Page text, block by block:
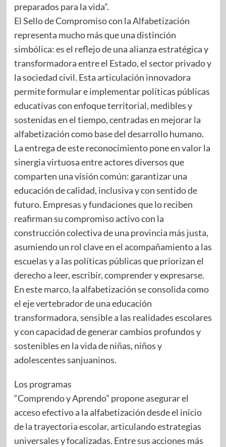
preparados para la vida”.
El Sello de Compromiso con la Alfabetización
representa mucho más que una distinción
simbólica: es el reflejo de una alianza estratégica y
transformadora entre el Estado, el sector privado y
la sociedad civil. Esta articulación innovadora
permite formular e implementar políticas públicas
educativas con enfoque territorial, medibles y
sostenidas en el tiempo, centradas en mejorar la
alfabetización como base del desarrollo humano.
La entrega de este reconocimiento pone en valor la
sinergia virtuosa entre actores diversos que
comparten una visión común: garantizar una
educación de calidad, inclusiva y con sentido de
futuro. Empresas y fundaciones que lo reciben
reafirman su compromiso activo con la
construcción colectiva de una provincia más justa,
asumiendo un rol clave en el acompañamiento a las
escuelas y a las políticas públicas que priorizan el
derecho a leer, escribir, comprender y expresarse.
En este marco, la alfabetización se consolida como
el eje vertebrador de una educación
transformadora, sensible a las realidades escolares
y con capacidad de generar cambios profundos y
sostenibles en la vida de niñas, niños y
adolescentes sanjuaninos.
Los programas
“Comprendo y Aprendo” propone asegurar el
acceso efectivo a la alfabetización desde el inicio
de la trayectoria escolar, articulando estrategias
universales y focalizadas. Entre sus acciones más